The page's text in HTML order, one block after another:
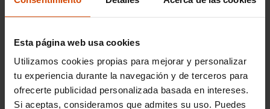
Esta página web usa cookies
Utilizamos cookies propias para mejorar y personalizar
tu experiencia durante la navegación y de terceros para
ofrecerte publicidad personalizada basada en intereses.
Si aceptas, consideramos que admites su uso. Puedes
y diseño para personalizar tu experiencia de
Estas opciones varían en motorización y
equipamiento, permitiendo elegir según tus
preferencias y presupuesto. Gracias a nuestra
dedicación en ofrecer coches de segunda mano